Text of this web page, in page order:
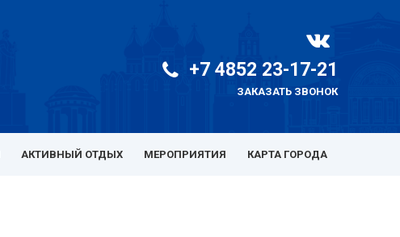
+7 4852 23-17-21
ЗАКАЗАТЬ ЗВОНОК
АКТИВНЫЙ ОТДЫХ МЕРОПРИЯТИЯ КАРТА ГОРОДА